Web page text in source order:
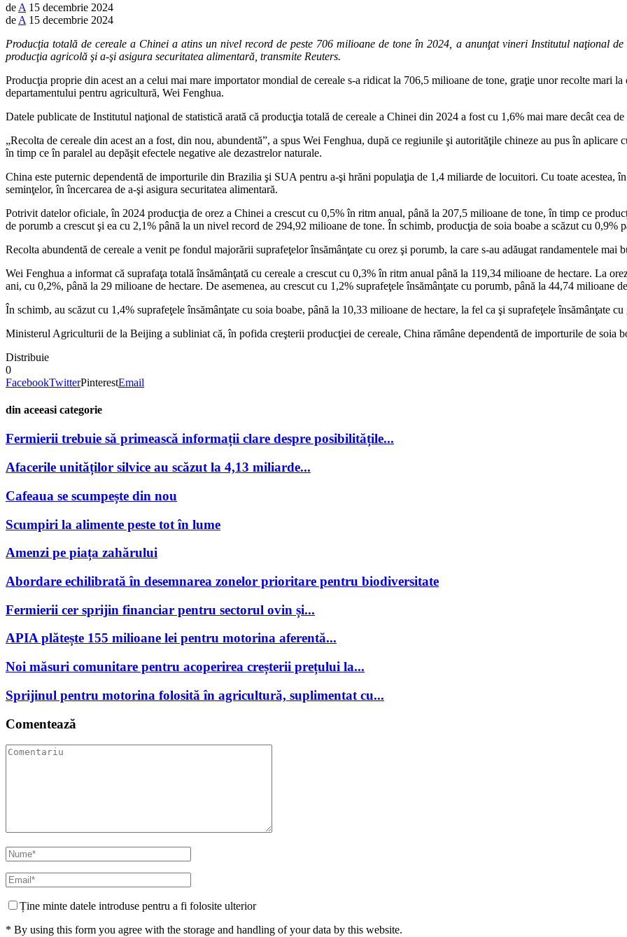
de A 15 decembrie 2024
de A 15 decembrie 2024
Producţia totală de cereale a Chinei a atins un nivel record de peste 706 milioane de tone în 2024, a anunţat vineri Institutul naţional
producţia agricolă şi a-şi asigura securitatea alimentară, transmite Reuters.
Producţia proprie din acest an a celui mai mare importator mondial de cereale s-a ridicat la 706,5 milioane de tone, graţie unor recolte mari
departamentului pentru agricultură, Wei Fenghua.
Datele publicate de Institutul naţional de statistică arată că producţia totală de cereale a Chinei din 2024 a fost cu 1,6% mai mare decât cea
„Recolta de cereale din acest an a fost, din nou, abundentă”, a spus Wei Fenghua, după ce regiunile şi autorităţile chineze au pus în
în timp ce în paralel au depăşit efectele negative ale dezastrelor naturale.
China este puternic dependentă de importurile din Brazilia şi SUA pentru a-şi hrăni populaţia de 1,4 miliarde de locuitori. Cu toate
seminţelor, în încercarea de a-şi asigura securitatea alimentară.
Potrivit datelor oficiale, în 2024 producţia de orez a Chinei a crescut cu 0,5% în ritm anual, până la 207,5 milioane de tone, în timp ce
de porumb a crescut şi ea cu 2,1% până la un nivel record de 294,92 milioane de tone. În schimb, producţia de soia boabe a scăzut cu 0,9%
Recolta abundentă de cereale a venit pe fondul majorării suprafeţelor însămânţate cu orez şi porumb, la care s-au adăugat randamentele mai
Wei Fenghua a informat că suprafaţa totală însămânţată cu cereale a crescut cu 0,3% în ritm anual până la 119,34 milioane de hectare. La
ani, cu 0,2%, până la 29 milioane de hectare. De asemenea, au crescut cu 1,2% suprafeţele însămânţate cu porumb, până la 44,74 milioane
În schimb, au scăzut cu 1,4% suprafeţele însămânţate cu soia boabe, până la 10,33 milioane de hectare, la fel ca şi suprafeţele însămânţate
Ministerul Agriculturii de la Beijing a subliniat că, în pofida creşterii producţiei de cereale, China rămâne dependentă de importurile de soia
Distribuie
0
FacebookTwitterPinterestEmail
din aceeasi categorie
Fermierii trebuie să primească informații clare despre posibilitățile...
Afacerile unităților silvice au scăzut la 4,13 miliarde...
Cafeaua se scumpește din nou
Scumpiri la alimente peste tot în lume
Amenzi pe piața zahărului
Abordare echilibrată în desemnarea zonelor prioritare pentru biodiversitate
Fermierii cer sprijin financiar pentru sectorul ovin și...
APIA plătește 155 milioane lei pentru motorina aferentă...
Noi măsuri comunitare pentru acoperirea creșterii prețului la...
Sprijinul pentru motorina folosită în agricultură, suplimentat cu...
Comentează
Ține minte datele introduse pentru a fi folosite ulterior
* By using this form you agree with the storage and handling of your data by this website.